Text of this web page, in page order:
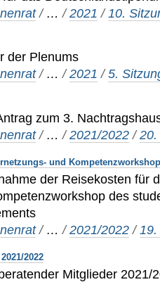
/ …/2021 / 10.
der Plenums
/ …/2021 /5.
zum 3.
/ …/2021/2022 /
und
der Reisekosten für
des
/ …/2021/2022 /
2022
Mitglieder 2021/